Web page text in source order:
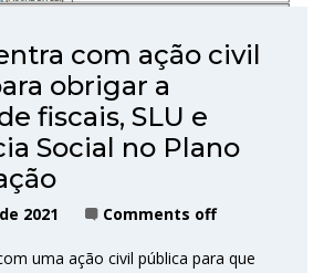
com ação civil
obrigar a
fiscais, SLU e
Social no Plano
2021 Comments off
uma ação civil pública para que